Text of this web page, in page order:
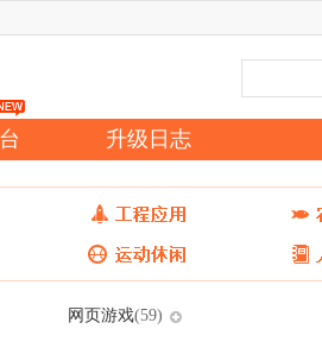
升级日志
网页游戏(59)